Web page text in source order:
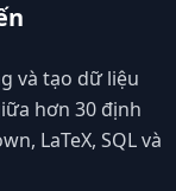
và tạo dữ liệu
hơn 30 định
LaTeX, SQL và